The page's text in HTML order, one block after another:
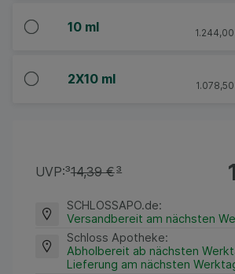
10 ml
2X10 ml
UVP:³14,39 €³
SCHLOSSAPO.de:
Versandbereit am nächsten
Schloss Apotheke:
Abholbereit ab nächsten
Lieferung am nächsten